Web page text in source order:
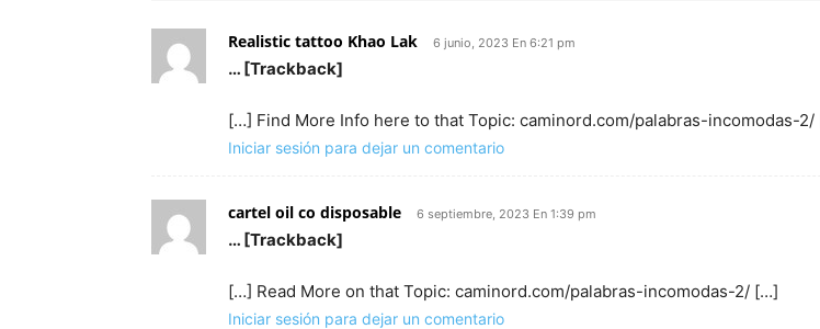
Realistic tattoo Khao Lak 6 junio, 2023 En 6:21 pm
… [Trackback]
[…] Find More Info here to that Topic: caminord.com/palabras-incomodas-
Iniciar sesión para dejar un comentario
cartel oil co disposable 6 septiembre, 2023 En 1:39 pm
… [Trackback]
[…] Read More on that Topic: caminord.com/palabras-incomodas-2/ […]
Iniciar sesión para dejar un comentario